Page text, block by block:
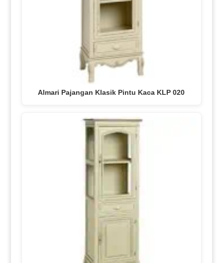
Almari Pajangan Klasik Pintu Kaca KLP 020